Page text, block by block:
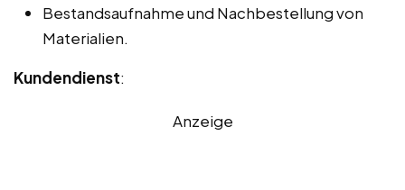
Bestandsaufnahme und Nachbestellung von
Materialien.
Kundendienst:
Anzeige